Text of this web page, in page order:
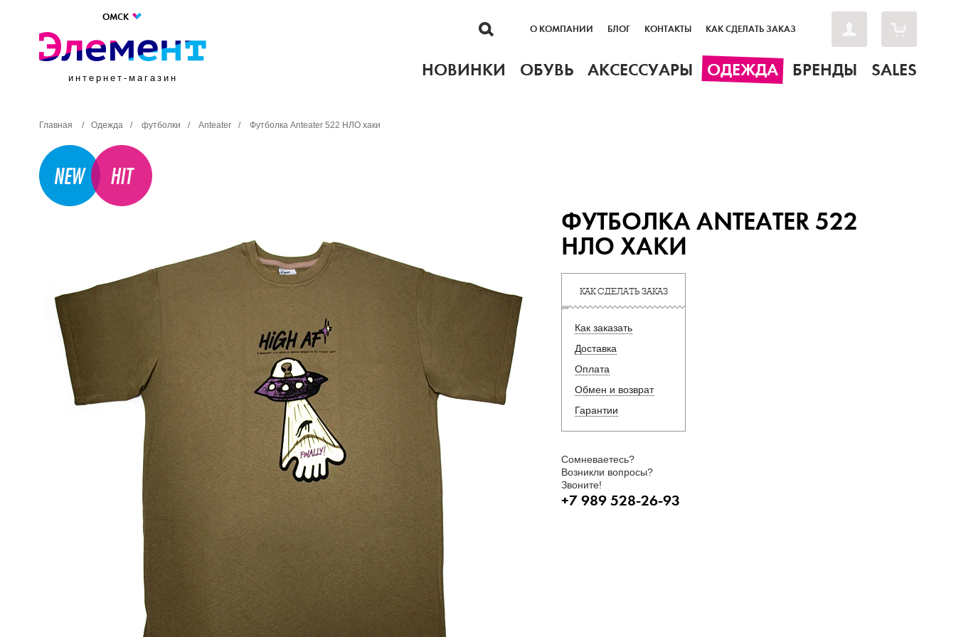
ОМСК
интернет-магазин
О КОМПАНИИ БЛОГ КОНТАКТЫ КАК СДЕЛАТЬ ЗАКАЗ
НОВИНКИ ОБУВЬ АКСЕССУАРЫ ОДЕЖДА БРЕНДЫ SALES
Главная / Одежда / футболки / Anteater / Футболка Anteater 522 НЛО хаки
ФУТБОЛКА ANTEATER 522
НЛО ХАКИ
КАК СДЕЛАТЬ ЗАКАЗ
Как заказать
Доставка
Оплата
Обмен и возврат
Гарантии
Сомневаетесь?
Возникли вопросы?
Звоните!
+7 989 528-26-93